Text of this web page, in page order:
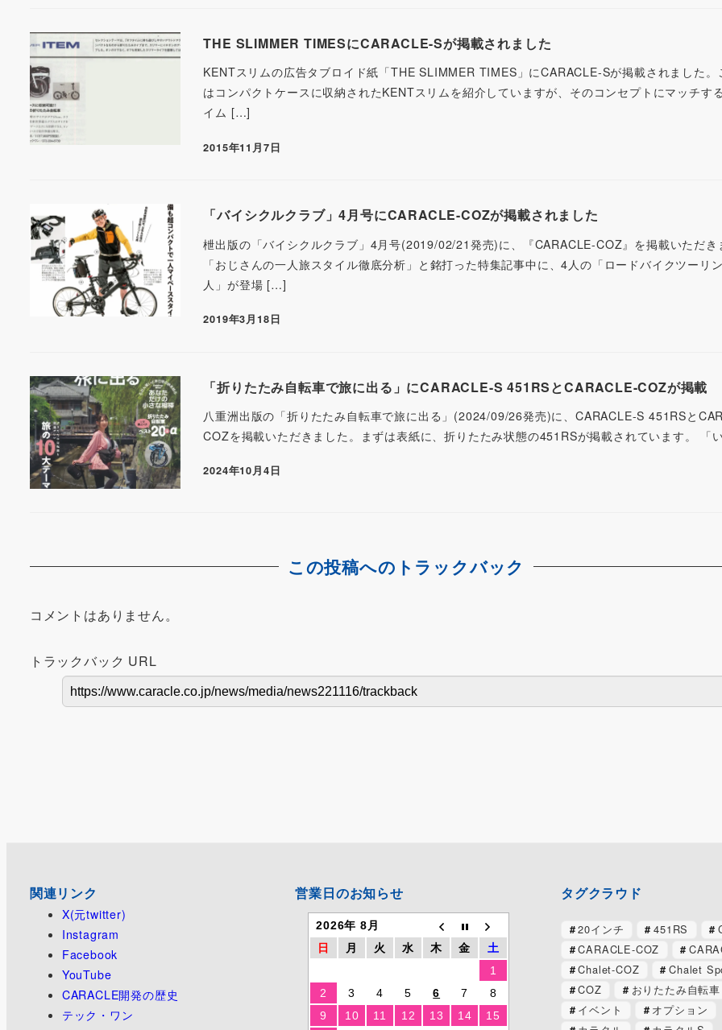
THE SLIMMER TIMESにCARACLE-Sが掲載されました
KENTスリムの広告タブロイド紙「THE SLIMMER TIMES」にCARACLE-Sが掲載されました。
はコンパクトケースに収納されたKENTスリムを紹介していますが、そのコンセプトにマッチす
イム […]
2015年11月7日
「バイシクルクラブ」4月号にCARACLE-COZが掲載されました
枻出版の「バイシクルクラブ」4月号(2019/02/21発売)に、『CARACLE-COZ』を掲載いただき
「おじさんの一人旅スタイル徹底分析」と銘打った特集記事中に、4人の「ロードバイクツーリ
人」が登場 […]
2019年3月18日
「折りたたみ自転車で旅に出る」にCARACLE-S 451RSとCARACLE-COZが掲載
八重洲出版の「折りたたみ自転車で旅に出る」(2024/09/26発売)に、CARACLE-S 451RSと
COZを掲載いただきました。まずは表紙に、折りたたみ状態の451RSが掲載されています。
2024年10月4日
この投稿へのトラックバック
コメントはありません。
トラックバック URL
関連リンク
X(元twitter)
Instagram
Facebook
YouTube
CARACLE開発の歴史
テック・ワン
営業日のお知らせ
2026年 8月
日
月 火 水 木 金
土
1
2
3 4 5 6 7
8
9
10 11 12 13 14 15
タグクラウド
20インチ 451RS
CARACLE-COZ
Chalet-COZ
Chalet
COZ
おりたたみ自転車
イベント
オプション